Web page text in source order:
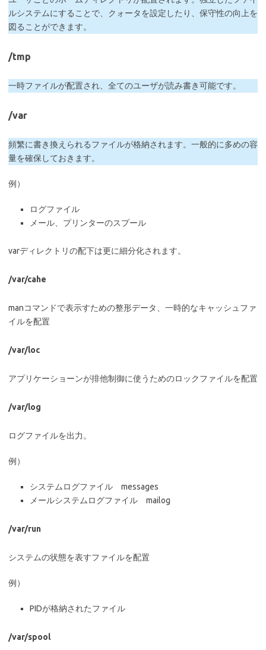
ルシステムにすることで、クォータを設定したり、保守性の向上を
図ることができます。
/tmp
一時ファイルが配置され、全てのユーザが読み書き可能です。
/var
頻繁に書き換えられるファイルが格納されます。一般的に多めの容
量を確保しておきます。
例）
ログファイル
メール、プリンターのスプール
varディレクトリの配下は更に細分化されます。
/var/cahe
manコマンドで表示すための整形データ、一時的なキャッシュファ
イルを配置
/var/loc
アプリケーショーンが排他制御に使うためのロックファイルを配置
/var/log
ログファイルを出力。
例）
システムログファイル messages
メールシステムログファイル mailog
/var/run
システムの状態を表すファイルを配置
例）
PIDが格納されたファイル
/var/spool